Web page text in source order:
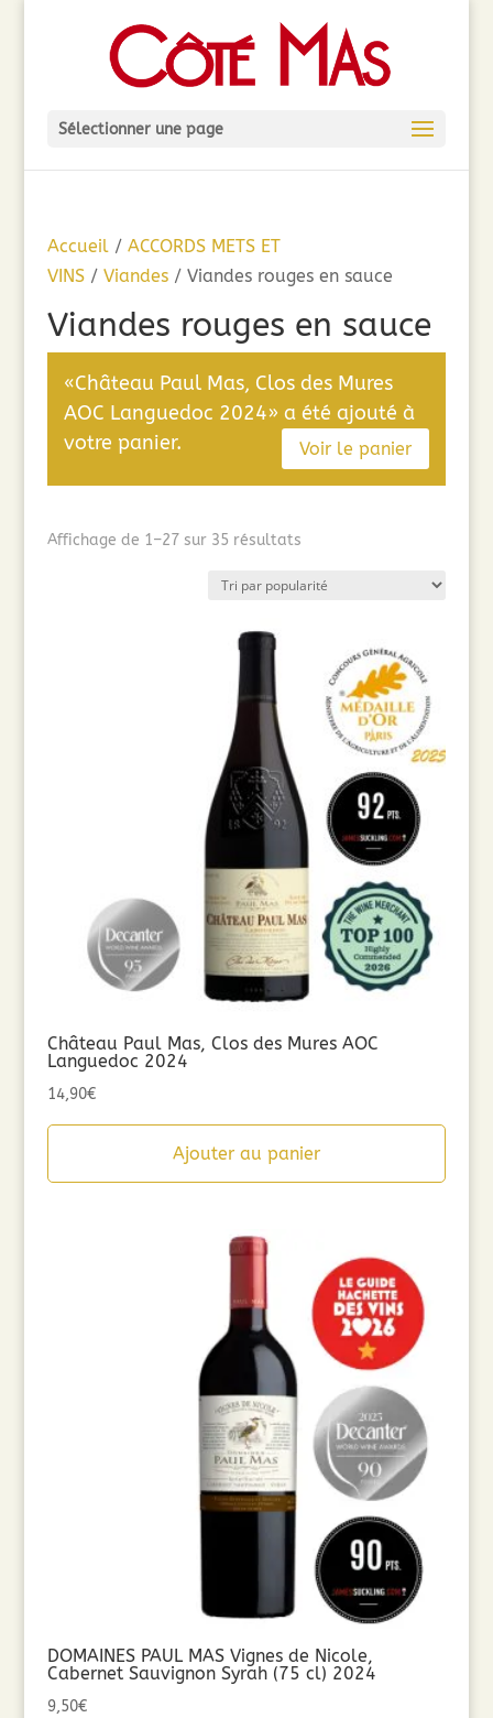
Sélectionner une page
Accueil/ ACCORDS METS ET
VINS/ Viandes/ Viandes rouges en sauce
Viandes rouges en sauce
«Château Paul Mas, Clos des Mures
AOC Languedoc 2024» a été ajouté à
votre panier.
Voir le panier
Affichage de 1–27 sur 35 résultatsTrié
Château Paul Mas, Clos des Mures AOC
Languedoc 2024
14,90€
Ajouter au panier
DOMAINES PAUL MAS Vignes de Nicole,
Cabernet Sauvignon Syrah (75 cl) 2024
9,50€